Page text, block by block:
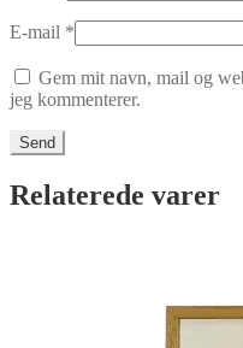
E-mail *
Gem mit navn, mail og
jeg kommenterer.
Relaterede varer